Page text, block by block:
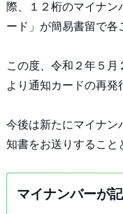
際、１２桁のマイナン
ード」が簡易書留で各
この度、令和２年５月
より通知カードの再発
今後は新たにマイナン
知書をお送りすること
マイナンバーが